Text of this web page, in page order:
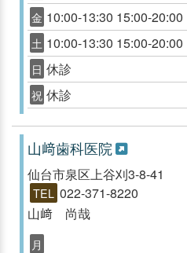
金 10:00-13:30 15:00-20:00
土 10:00-13:30 15:00-20:00
日 休診
祝 休診
山﨑歯科医院
仙台市泉区上谷刈3-8-41
TEL 022-371-8220
山﨑 尚哉
月